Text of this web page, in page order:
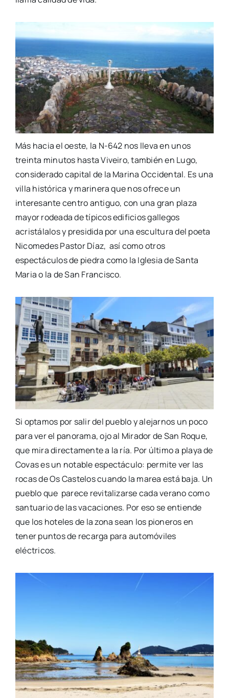
Más hacia el oeste, la N-642 nos lleva en unos
treinta minutos hasta Viveiro, también en Lugo,
considerado capital de la Marina Occidental. Es una
villa histórica y marinera que nos ofrece un
interesante centro antiguo, con una gran plaza
mayor rodeada de típicos edificios gallegos
acristálalos y presidida por una escultura del poeta
Nicomedes PastorDíaz, asícomo otros
espectáculos de piedra como la Iglesia de Santa
Mariao la de San Francisco.
Si optamos por salir del pueblo y alejarnos un poco
para ver el panorama, ojo al Mirador de San Roque,
que mira directamente a la ría. Por últimoa playa de
Covas es un notable espectáculo: permite ver las
rocas de OsCasteloscuando la marea está baja. Un
puebloque parece revitalizarse cada verano como
santuario de las vacaciones. Por eso se entiende
que los hoteles de la zona sean los pioneros en
tener puntos de recarga para automóviles
eléctricos.